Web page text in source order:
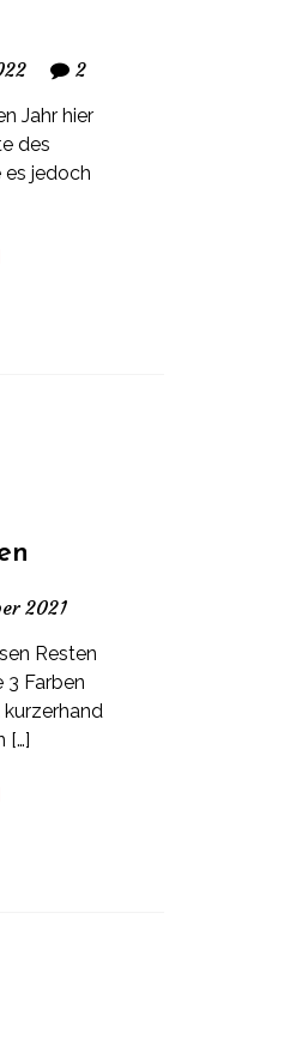
2
Jahr hier
des
es jedoch
2021
Resten
3 Farben
[…]